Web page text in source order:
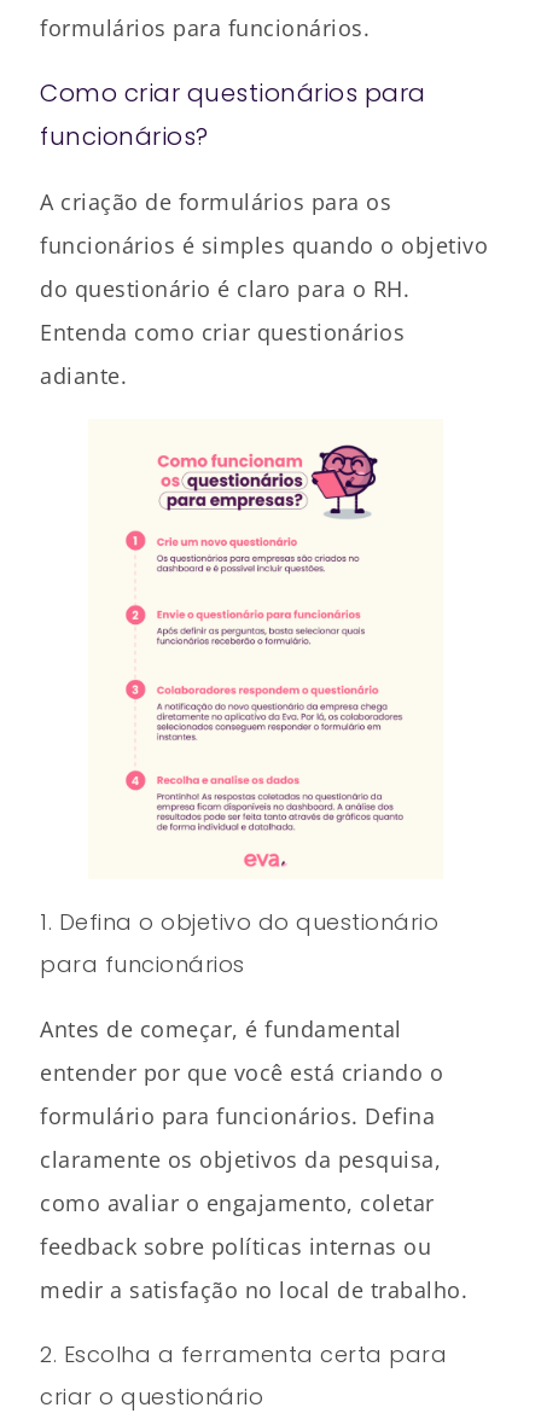
formulários para funcionários.
Como criar questionários para
funcionários?
A criação de formulários para os
funcionários é simples quando o objetivo
do questionário é claro para o RH.
Entenda como criar questionários
adiante.
1. Defina o objetivo do questionário
para funcionários
Antes de começar, é fundamental
entender por que você está criando o
formulário para funcionários. Defina
claramente os objetivos da pesquisa,
como avaliar o engajamento, coletar
feedback sobre políticas internas ou
medir a satisfação no local de trabalho.
2. Escolha a ferramenta certa para
criar o questionário